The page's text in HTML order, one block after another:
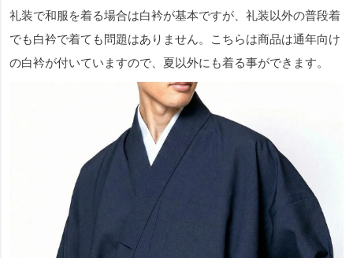
礼装で和服を着る場合は白衿が基本ですが、礼装以外の普段着
でも白衿で着ても問題はありません。こちらは商品は通年向け
の白衿が付いていますので、夏以外にも着る事ができます。